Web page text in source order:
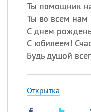
Ты помощник
Ты во всем нам
С днем
С юбилеем!
Будь душой
Открытка